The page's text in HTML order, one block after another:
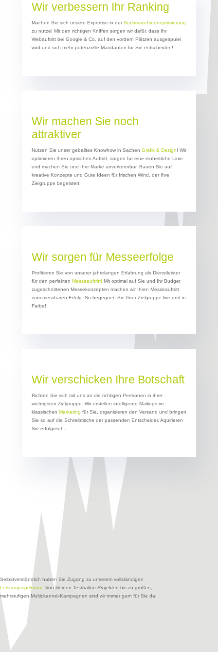
Wir verbessern Ihr Ranking
Machen Sie sich unsere Expertise in der Suchmaschinenoptimierung
zu nutze! Mit den richtigen Kniffen sorgen wir dafür, dass Ihr
Webauftritt bei Google & Co. auf den vordern Plätzen ausgespuiel
wird und sich mehr potenzielle Mandanten für Sie entscheiden!
Wir machen Sie noch
attraktiver
Nutzen Sie unser geballtes Knowhow in Sachen Grafik & Design! Wir
optimieren Ihren optischen Auftritt, sorgen für eine einheitliche Linie
und machen Sie und Ihre Marke unverkennbar. Bauen Sie auf
kreative Konzepte und Gute Ideen für frischen Wind, der Ihre
Zielgruppe begeistert!
Wir sorgen für Messeerfolge
Profitieren Sie von unserer jahrelangen Erfahrung als Dienstleister
für den perfekten Messeauftritt! Mit optimal auf Sie und Ihr Budget
zugeschnittenen Messekonzepten machen wir Ihren Messeauftritt
zum messbaren Erfolg. So begegnen Sie Ihrer Zielgruppe live und in
Farbe!
Wir verschicken Ihre Botschaft
Richten Sie sich mit uns an die richtigen Perrsonen in ihrer
wichtigsten Zielgruppe. Wir erstellen intelligente Mailings im
klassischen Marketing für Sie, organisieren den Versand und bringen
Sie so auf die Schreibtische der passenden Entscheider. Aquirieren
Sie erfolgreich.
Selbstverständlich haben Sie Zugang zu unserem vollständigen
Leistungsspektrum . Von kleinen Testballon-Projekten bis zu großen,
mehrstufigen Multickannel-Kampagnen sind wir immer gern für Sie da!